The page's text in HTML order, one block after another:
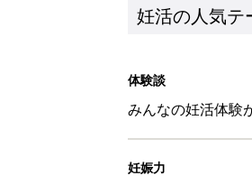
妊活の人気テ
体験談
みんなの妊活体験
妊娠力